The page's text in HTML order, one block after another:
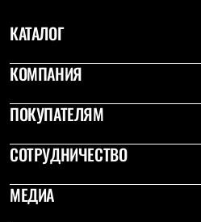
Футболки
Брюки
Термобелье
Среднее термобелье
Легкое термобелье
Флисовая одежда
Куртки
Детская одежда
Утепленная пухом
КАТАЛОГ
КОМПАНИЯ
ПОКУПАТЕЛЯМ
СОТРУДНИЧЕСТВО
МЕДИА